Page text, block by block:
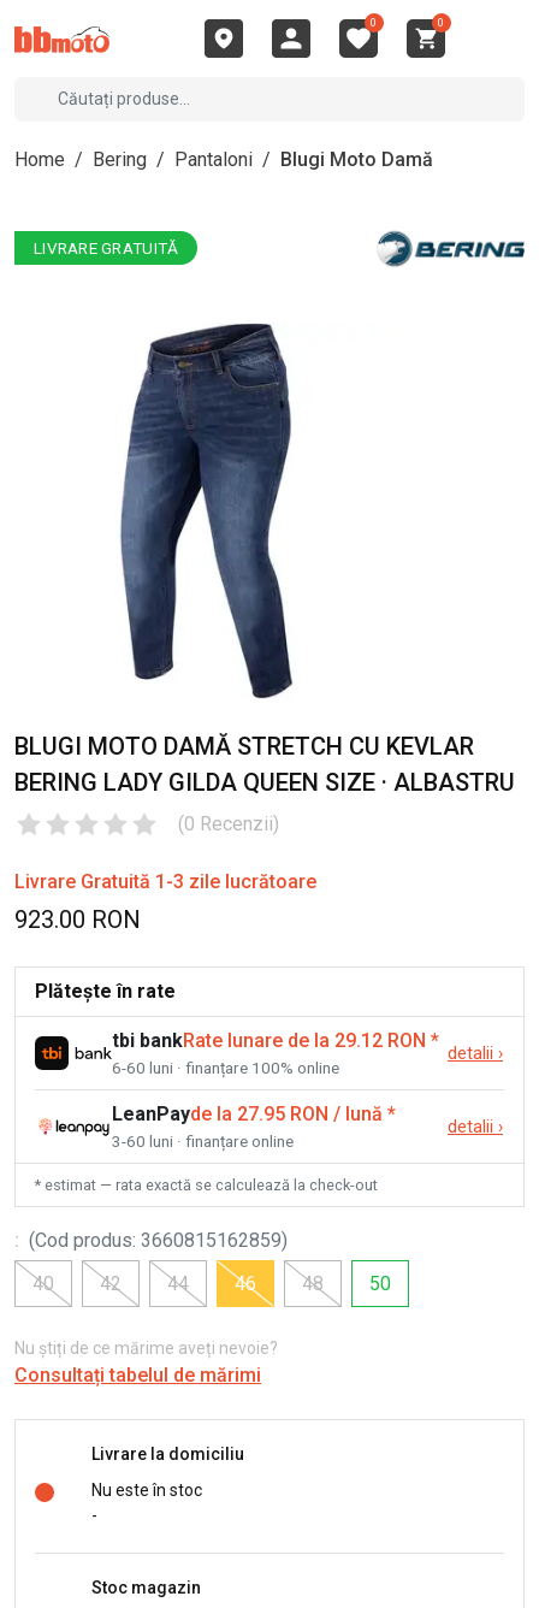
0 0
Home / Bering / Pantaloni / Blugi Moto Damă
LIVRARE GRATUITĂ
BLUGI MOTO DAMĂ STRETCH CU KEVLAR
BERING LADY GILDA QUEEN SIZE · ALBASTRU
(0 Recenzii)
Livrare Gratuită 1-3 zile lucrătoare
923.00 RON
Plătește în rate
tbi bankRate lunare de la 29.12 RON *
6-60 luni · finanțare 100% online
detalii ›
LeanPayde la 27.95 RON / lună *
3-60 luni · finanțare online
detalii ›
* estimat — rata exactă se calculează la check-out
: (Cod produs: 3660815162859)
40
42 44 46 48 50
Nu știți de ce mărime aveți nevoie?
Consultați tabelul de mărimi
Livrare la domiciliu
Nu este în stoc
-
Stoc magazin